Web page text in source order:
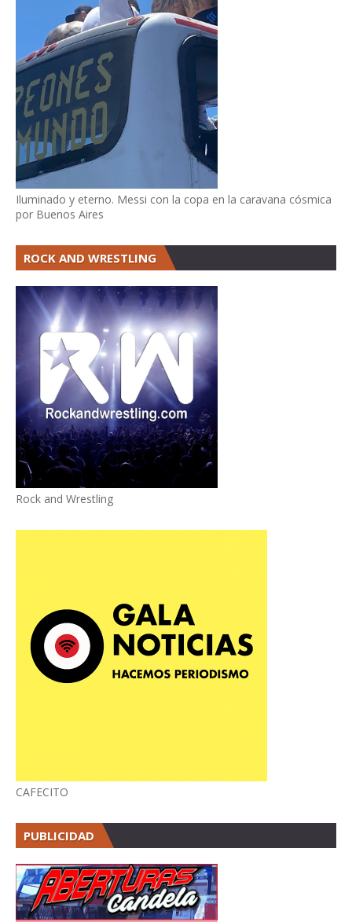
Iluminado y eterno. Messi con la copa en la caravana cósmica
por Buenos Aires
ROCK AND WRESTLING
Rock and Wrestling
CAFECITO
PUBLICIDAD